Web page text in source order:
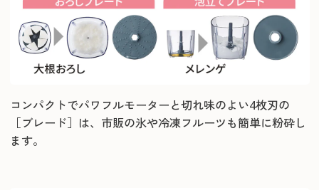
コンパクトでパワフルモーターと切れ味のよい4枚刃の
［ブレード］は、市販の氷や冷凍フルーツも簡単に粉砕し
ます。